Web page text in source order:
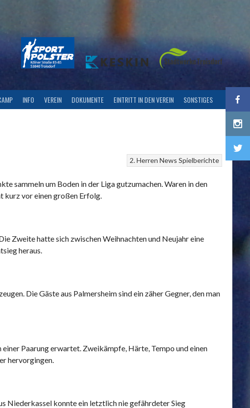
INFO VEREIN DOKUMENTE EINTRITT IN DEN VEREIN SONSTIGES
2. Herren News Spielberichte
sammeln um Boden in der Liga gutzumachen. Waren in den
kurz vor einen großen Erfolg.
Zweite hatte sich zwischen Weihnachten und Neujahr eine
heraus.
Die Gäste aus Palmersheim sind ein zäher Gegner, den man
Paarung erwartet. Zweikämpfe, Härte, Tempo und einen
hervorgingen.
Niederkassel konnte ein letztlich nie gefährdeter Sieg